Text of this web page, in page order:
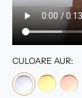
CULOARE AUR: